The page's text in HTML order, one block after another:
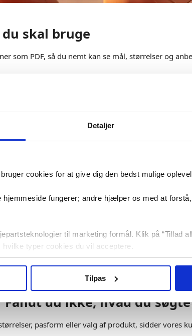
Detaljer
cookies for at give dig den bedst mulige
hjemmeside fungerer; andre hjælper os med at
til marketing formål. Klik på “Tillad
typer cookies du vil acceptere.
Tilpas
skal bruge
som PDF, så du nemt kan se mål, størrelser og
Fandt du ikke, hvad du
pasform eller valg af produkt, sidder vores